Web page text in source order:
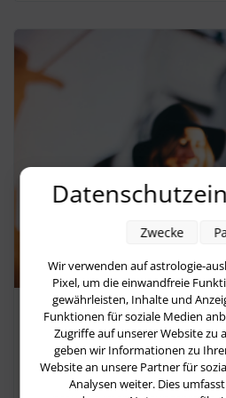
Vom persönlichen
gesellschaftlichen
Planeten
Wir verwenden auf astrologie-
Pixel, um die einwandfreie
gewährleisten, Inhalte und
Funktionen für soziale Medien
Zugriffe auf unserer Website zu
geben wir Informationen zu
Website an unsere Partner für
Analysen weiter. Dies
Zwecke